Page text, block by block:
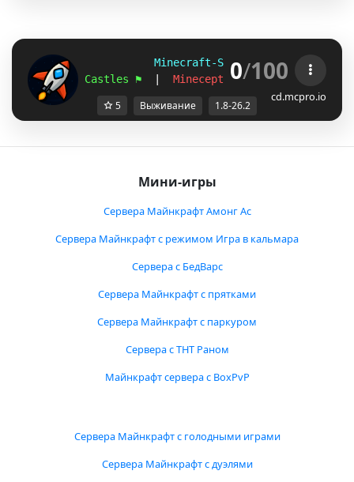
Minecraft-Server (1.8 - 26.2)
Castles ⚑
Mineception ✦ | Tetris ⛏
0/100
cd.mcpro.io
5 Выживание 1.8-26.2
Мини-игры
Сервера Майнкрафт Амонг Ас
Сервера Майнкрафт с режимом Игра в кальмара
Сервера с БедВарс
Сервера Майнкрафт с прятками
Сервера Майнкрафт с паркуром
Сервера с ТНТ Раном
Майнкрафт сервера с BoxPvP
Сервера Майнкрафт с голодными играми
Сервера Майнкрафт с дуэлями